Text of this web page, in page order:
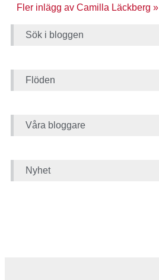
Fler inlägg av Camilla Läckberg »
Sök i bloggen
Flöden
Våra bloggare
Nyhet